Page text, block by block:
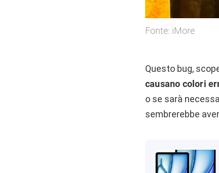
Fonte: iMore
Questo bug,
causano colori
o se sarà
sembrerebbe